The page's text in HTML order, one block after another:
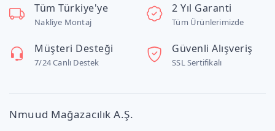
Tüm Türkiye'ye
Nakliye Montaj
2 Yıl Garanti
Tüm Ürünlerimizde
Müşteri Desteği
7/24 Canlı Destek
Güvenli Alışveriş
SSL Sertifikalı
Nmuud Mağazacılık A.Ş.